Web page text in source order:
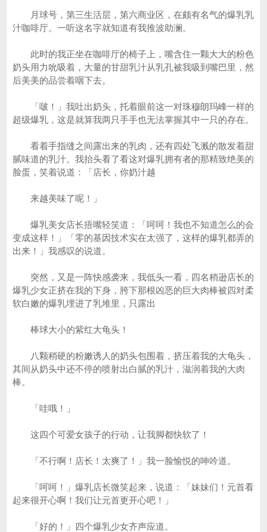
月球号，第三生活层，第六商业区，在颇有名气的爆乳乳
汁咖啡厅。一听这名字就知道有我推波助澜。
此时的我正坐在咖啡厅的椅子上，嘴含住一颗大大的粉色
奶头用力吮吸着，大量的甘甜乳汁从乳孔被我吸到嘴巴里，然
后美美的品尝着咽下去。
「啵！」我吐出奶头，托着眼前这一对珠穆朗玛峰一样的
超级爆乳，这是就算我两只手手也无法掌握其中一只的存在。
看着手指缝之间露出来的乳肉，还有四处飞溅的散发着甜
腻味道的乳汁。我抬头看了看这对爆乳拥有者的那精致绝美的
脸蛋，笑着说道：「店长，你奶汁越
来越美味了呢！」
爆乳美女店长捂嘴轻笑道：「呵呵！我也不知道怎么的会
变成这样！」「零的基因技术实在太强了，这样的爆乳都弄的
出来！」我感叹的说道。
突然，又是一阵快感袭来，我低头一看，四名稍逊店长的
爆乳少女正挤在我的下身，胯下那根凶恶的巨大肉棒被四对柔
软白嫩的爆乳埋进了乳堆里，只露出
棒球大小的紫红大龟头！
八颗稍硬的粉嫩诱人的奶头包围着，挤压着我的大龟头，
其间从奶头中还不停的喷射出白腻的乳汁，滋润着我的大肉
棒。
「哇哦！」
这四个可爱女孩子的行动，让我脚都快软了！
「不行啊！店长！太爽了！」我一脸愉悦的呻吟道。
「呵呵！」爆乳店长微笑起来，说道：「妹妹们！元首看
起来很开心啊！我们让元首更开心吧！」
「好的！」四个爆乳少女齐声应道。